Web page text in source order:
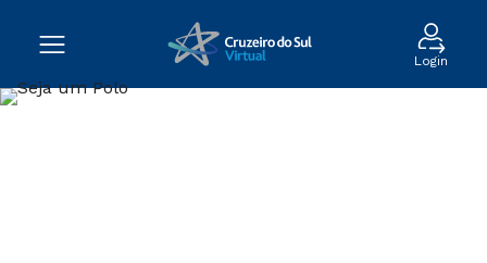
Login